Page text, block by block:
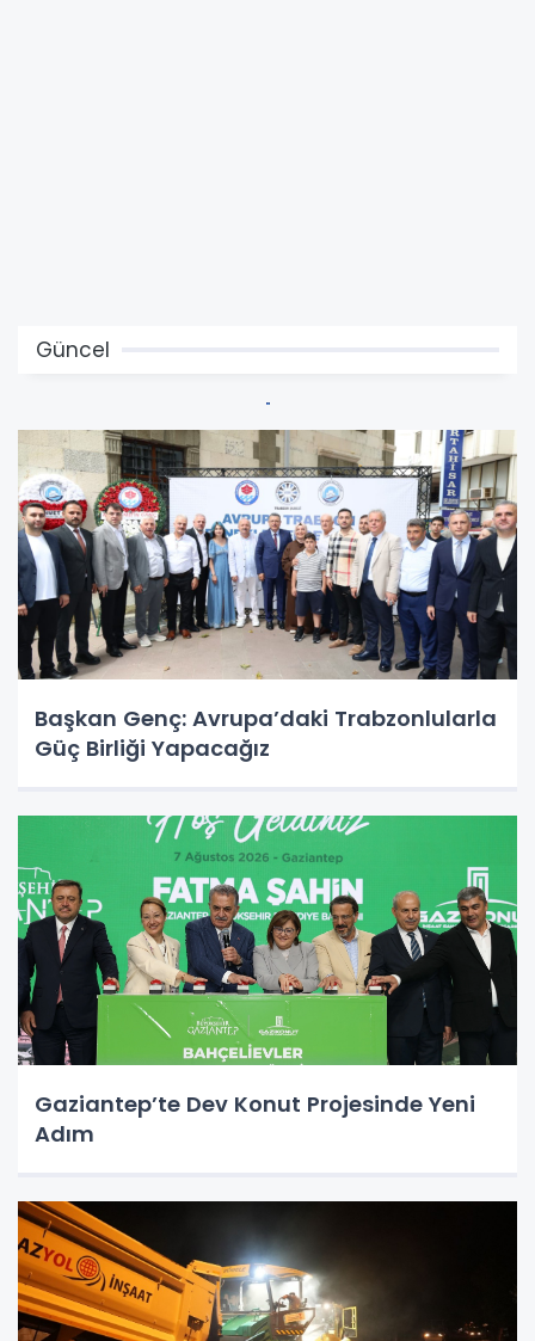
Güncel
Başkan Genç: Avrupa’daki Trabzonlularla
Güç Birliği Yapacağız
Gaziantep’te Dev Konut Projesinde Yeni
Adım